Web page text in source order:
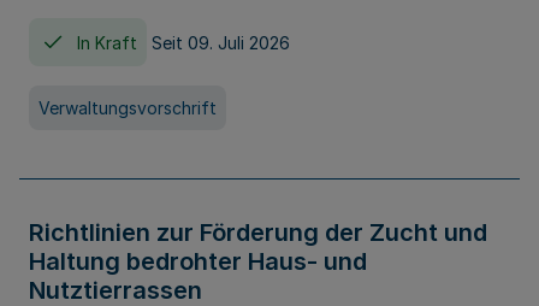
In Kraft Seit 09. Juli 2026
Verwaltungsvorschrift
Richtlinien zur Förderung der Zucht und
Haltung bedrohter Haus- und
Nutztierrassen